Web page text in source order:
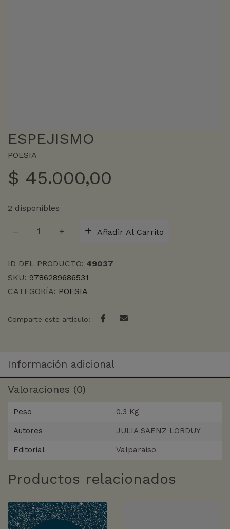
ESPEJISMO
POESIA
$ 45.000,00
2 disponibles
cantidad
Añadir Al Carrito
ID DEL PRODUCTO: 49037
SKU: 9786289686531
CATEGORÍA: POESIA
Comparte este artículo:
Información adicional
Valoraciones (0)
Peso 0,3 Kg
Autores JULIA SAENZ LORDUY
Editorial Valparaiso
Productos relacionados